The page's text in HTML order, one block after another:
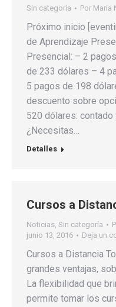
Sin categoría Por Maria
Próximo inicio
de Aprendizaje
Presencial: – 2
de 233 dólares – 4
5 pagos de 198
descuento sobre
520 dólares:
¿Necesitas…
Detalles
Cursos a
Noticias, Sin categoría
junio 13, 2016
Deja un
Cursos a Distancia
grandes ventajas,
La flexibilidad que
permite tomar los